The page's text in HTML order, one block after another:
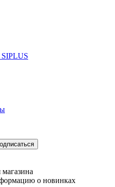
SIPLUS
о новинках